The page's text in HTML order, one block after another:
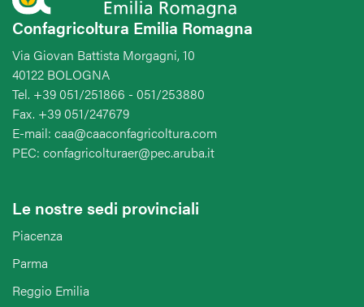
Confagricoltura Emilia Romagna
Via Giovan Battista Morgagni, 10
40122 BOLOGNA
Tel. +39 051/251866 - 051/253880
Fax. +39 051/247679
E-mail: caa@caaconfagricoltura.com
PEC: confagricolturaer@pec.aruba.it
Le nostre sedi provinciali
Piacenza
Parma
Reggio Emilia